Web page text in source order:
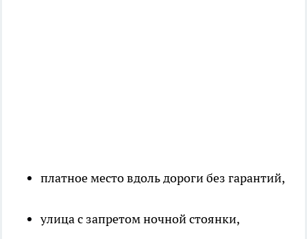
платное место вдоль дороги без гарантий,
улица с запретом ночной стоянки,